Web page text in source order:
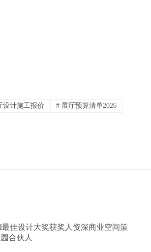
设计施工报价 # 展厅预算清单2026
佳设计大奖获奖人资深商业空间策
合伙人